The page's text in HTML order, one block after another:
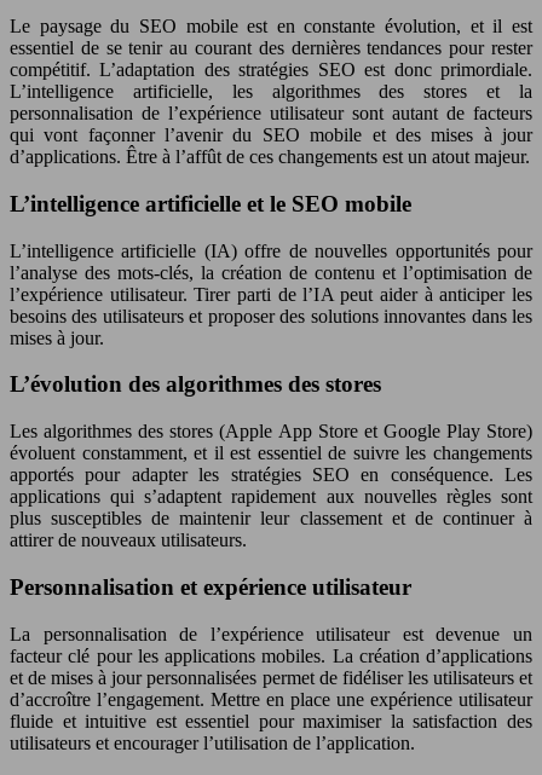
Le paysage du SEO mobile est en constante évolution, et il est
essentiel de se tenir au courant des dernières tendances pour rester
compétitif. L’adaptation des stratégies SEO est donc primordiale.
L’intelligence artificielle, les algorithmes des stores et la
personnalisation de l’expérience utilisateur sont autant de facteurs
qui vont façonner l’avenir du SEO mobile et des mises à jour
d’applications. Être à l’affût de ces changements est un atout majeur.
L’intelligence artificielle et le SEO mobile
L’intelligence artificielle (IA) offre de nouvelles opportunités pour
l’analyse des mots-clés, la création de contenu et l’optimisation de
l’expérience utilisateur. Tirer parti de l’IA peut aider à anticiper les
besoins des utilisateurs et proposer des solutions innovantes dans les
mises à jour.
L’évolution des algorithmes des stores
Les algorithmes des stores (Apple App Store et Google Play Store)
évoluent constamment, et il est essentiel de suivre les changements
apportés pour adapter les stratégies SEO en conséquence. Les
applications qui s’adaptent rapidement aux nouvelles règles sont
plus susceptibles de maintenir leur classement et de continuer à
attirer de nouveaux utilisateurs.
Personnalisation et expérience utilisateur
La personnalisation de l’expérience utilisateur est devenue un
facteur clé pour les applications mobiles. La création d’applications
et de mises à jour personnalisées permet de fidéliser les utilisateurs et
d’accroître l’engagement. Mettre en place une expérience utilisateur
fluide et intuitive est essentiel pour maximiser la satisfaction des
utilisateurs et encourager l’utilisation de l’application.